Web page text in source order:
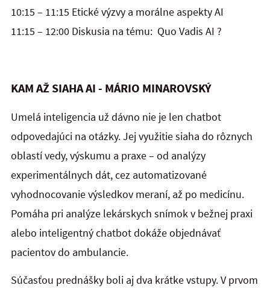
10:15 – 11:15 Etické výzvy a morálne aspekty AI
11:15 – 12:00 Diskusia na tému: Quo Vadis AI ?
KAM AŽ SIAHA AI - MÁRIO MINAROVSKÝ
Umelá inteligencia už dávno nie je len chatbot
odpovedajúci na otázky. Jej využitie siaha do rôznych
oblastí vedy, výskumu a praxe – od analýzy
experimentálnych dát, cez automatizované
vyhodnocovanie výsledkov meraní, až po medicínu.
Pomáha pri analýze lekárskych snímok v bežnej praxi
alebo inteligentný chatbot dokáže objednávať
pacientov do ambulancie.
Súčasťou prednášky boli aj dva krátke vstupy. V prvom